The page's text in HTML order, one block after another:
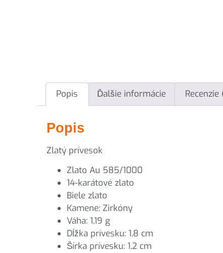
Popis Ďalšie informácie Recenzie
Popis
Zlatý prívesok
Zlato Au 585/1000
14-karátové zlato
Biele zlato
Kamene: Zirkóny
Váha: 1,19 g
Dĺžka prívesku: 1,8 cm
Šírka prívesku: 1,2 cm